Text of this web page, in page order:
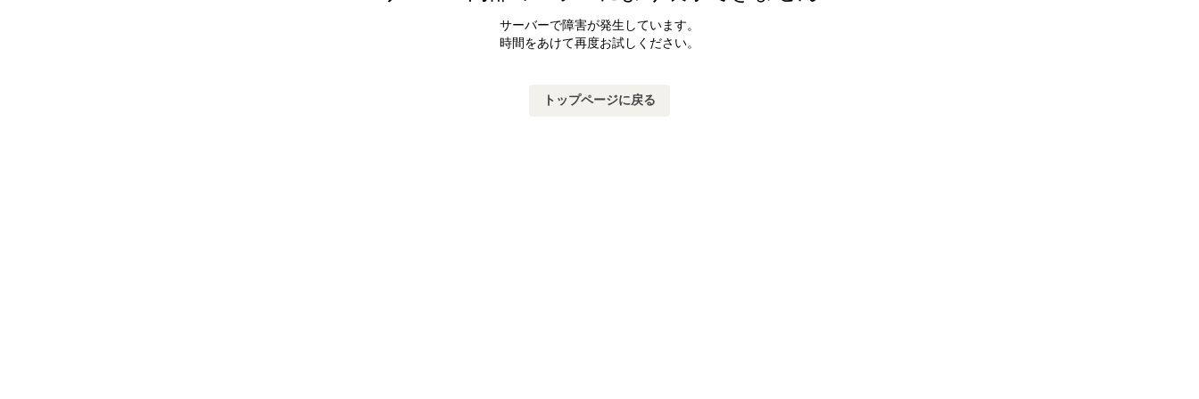
サーバーで障害が発生しています。
時間をあけて再度お試しください。
トップページに戻る